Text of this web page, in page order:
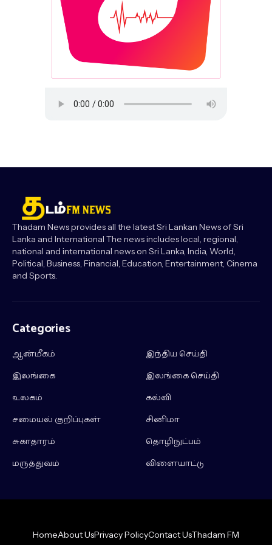
Thadam News provides all the latest Sri Lankan News of Sri
Lanka and International The news includes local, regional,
national and international news on Sri Lanka, India, World,
Political, Business, Financial, Education, Entertainment, Cinema
and Sports.
Categories
ஆன்மீகம்
இந்திய செய்தி
இலங்கை
இலங்கை செய்தி
உலகம்
கல்வி
சமையல் குறிப்புகள்
சினிமா
சுகாதாரம்
தொழிநுட்பம்
மருத்துவம்
விளையாட்டு
HomeAbout UsPrivacy PolicyContact UsThadam FM